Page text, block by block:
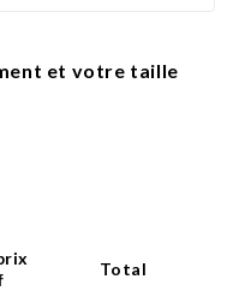
et votre taille
Total